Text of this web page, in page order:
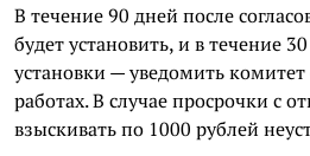
В течение 90 дней после
будет установить, и в течение
установки — уведомить
работах. В случае просрочки с
взыскивать по 1000 рублей